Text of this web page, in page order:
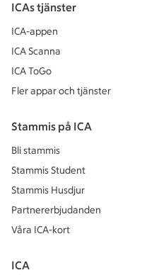
ICAs tjänster
ICA-appen
ICA Scanna
ICA ToGo
Fler appar och tjänster
Stammis på ICA
Bli stammis
Stammis Student
Stammis Husdjur
Partnererbjudanden
Våra ICA-kort
ICA